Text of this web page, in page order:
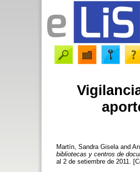
Martín, Sandra Gisela and
bibliotecas y centros de
al 2 de setiembre de 2011.